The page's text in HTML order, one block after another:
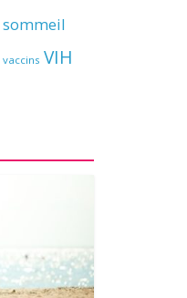
sommeil
vaccins VIH